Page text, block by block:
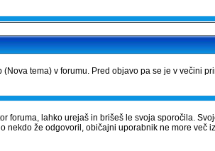
tema) v forumu. Pred objavo pa se je v večini
foruma, lahko urejaš in brišeš le svoja sporočila.
nekdo že odgovoril, običajni uporabnik ne more več